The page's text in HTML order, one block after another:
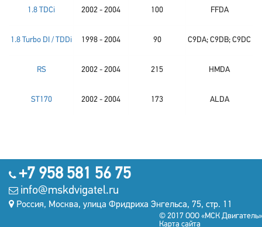
1.8 TDCi 2002 - 2004 100 FFDA
1.8 Turbo DI / TDDi 1998 - 2004 90 C9DA; C9DB; C9DC
RS 2002 - 2004 215 HMDA
ST170 2002 - 2004 173 ALDA
+7 958 581 56 75
info@mskdvigatel.ru
Россия, Москва, улица Фридриха Энгельса, 75, стр. 11
© 2017 ООО «МСК Двигатель»
Карта сайта